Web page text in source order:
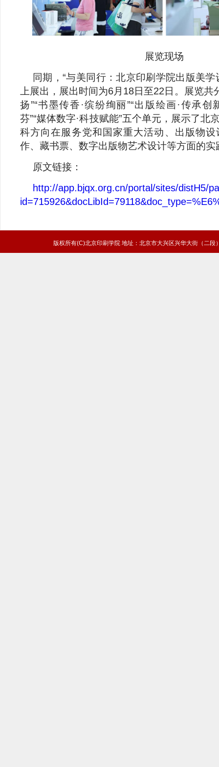
展览现场
同期，“与美同行：北京印刷学院出版美
上展出，展出时间为6月18日至22日。展览共
扬”“书墨传香·缤纷绚丽”“出版绘画·传承创
芬”“媒体数字·科技赋能”五个单元，展示了北
科方向在服务党和国家重大活动、出版物
作、藏书票、数字出版物艺术设计等方面的
原文链接：
http://app.bjqx.org.cn/portal/sites/distH5/
版权所有(C)北京印刷学院 地址：北京市大兴区兴华大街（